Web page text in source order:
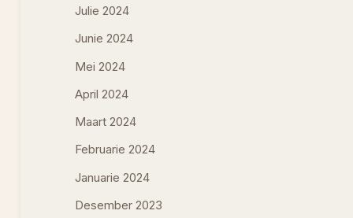
Julie 2024
Junie 2024
Mei 2024
April 2024
Maart 2024
Februarie 2024
Januarie 2024
Desember 2023